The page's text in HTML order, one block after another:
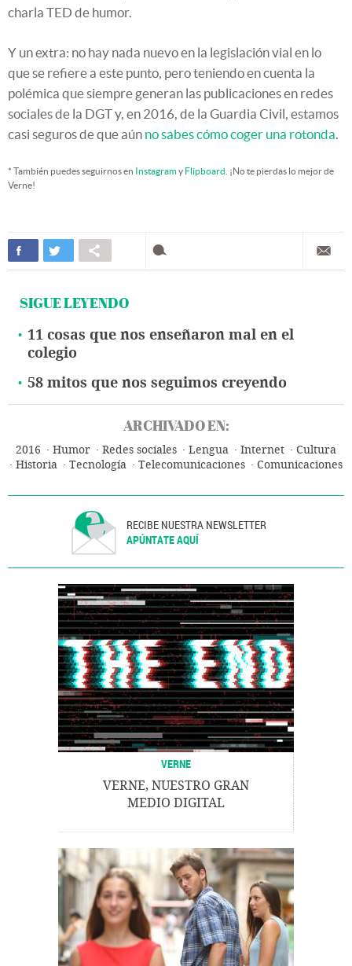
charla TED de humor.
Y un extra: no hay nada nuevo en la legislación vial en lo
que se refiere a este punto, pero teniendo en cuenta la
polémica que siempre generan las publicaciones en redes
sociales de la DGT y, en 2016, de la Guardia Civil, estamos
casi seguros de que aún no sabes cómo coger una rotonda
* También puedes seguirnos en Instagramy Flipboard . ¡No te pierdas lo mejor de
Verne!
SIGUE LEYENDO
11 cosas que nos enseñaron mal en el
colegio
58 mitos que nos seguimos creyendo
ARCHIVADO EN:
2016 Humor Redes sociales Lengua Internet
Cultura
Historia
Tecnología Telecomunicaciones
Comunicaciones
RECIBE NUESTRA NEWSLETTER
APÚNTATE AQUÍ
VERNE
VERNE, NUESTRO GRAN
MEDIO DIGITAL